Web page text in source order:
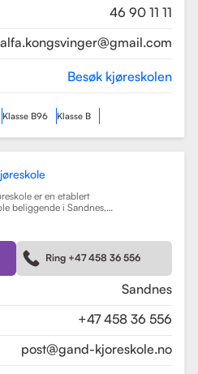
46 90 11 11
alfa.kongsvinger@gmail.com
Besøk kjøreskolen
Klasse B96 Klasse B
er en etablert
beliggende i Sandnes,
Skolen har
seg på opplæring for
både med manuell og
samt motorsykler (klasse
Ring +47 458 36 556
Sandnes
+47 458 36 556
post@gand-kjoreskole.no